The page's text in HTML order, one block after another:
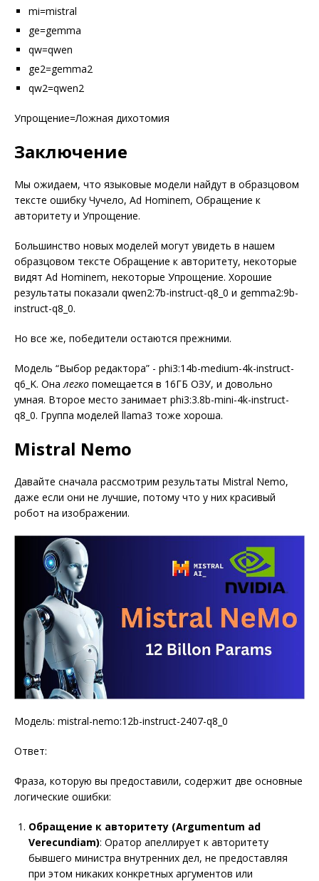
mi=mistral
ge=gemma
qw=qwen
ge2=gemma2
qw2=qwen2
Упрощение=Ложная дихотомия
Заключение
Мы ожидаем, что языковые модели найдут в образцовом
тексте ошибку Чучело, Ad Hominem, Обращение к
авторитету и Упрощение.
Большинство новых моделей могут увидеть в нашем
образцовом тексте Обращение к авторитету, некоторые
видят Ad Hominem, некоторые Упрощение. Хорошие
результаты показали qwen2:7b-instruct-q8_0 и gemma2:9b-
instruct-q8_0.
Но все же, победители остаются прежними.
Модель “Выбор редактора” - phi3:14b-medium-4k-instruct-
q6_K. Она легко помещается в 16ГБ ОЗУ, и довольно
умная. Второе место занимает phi3:3.8b-mini-4k-instruct-
q8_0. Группа моделей llama3 тоже хороша.
Mistral Nemo
Давайте сначала рассмотрим результаты Mistral Nemo,
даже если они не лучшие, потому что у них красивый
робот на изображении.
Модель: mistral-nemo:12b-instruct-2407-q8_0
Ответ:
Фраза, которую вы предоставили, содержит две основные
логические ошибки:
Обращение к авторитету (Argumentum ad
Verecundiam): Оратор апеллирует к авторитету
бывшего министра внутренних дел, не предоставляя
при этом никаких конкретных аргументов или